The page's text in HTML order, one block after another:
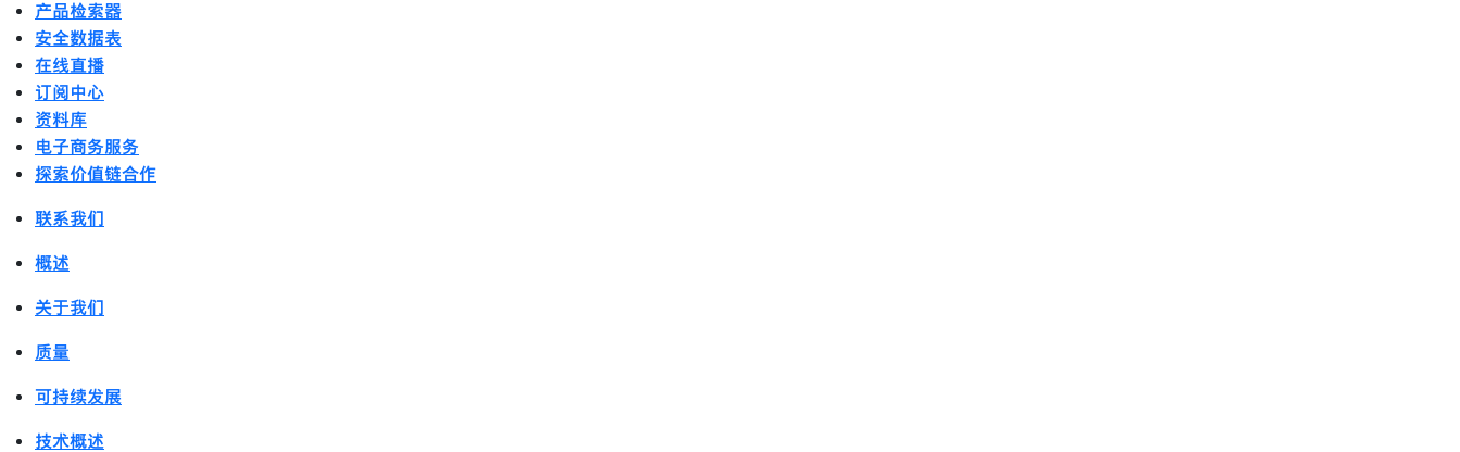
产品检索器
安全数据表
在线直播
订阅中心
资料库
电子商务服务
探索价值链合作
联系我们
概述
关于我们
质量
可持续发展
技术概述